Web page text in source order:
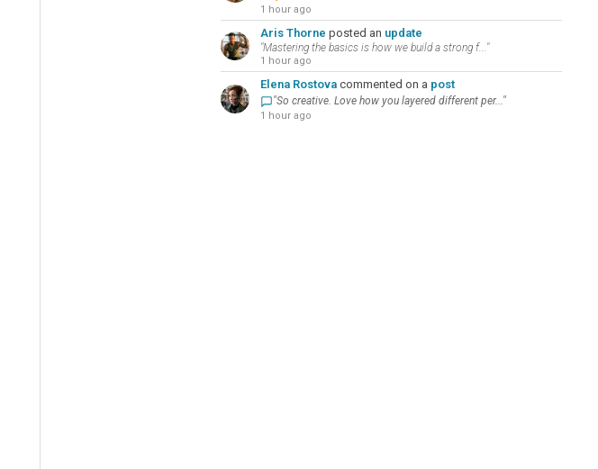
1 hour ago
Aris Thorne posted an update
"Mastering the basics is how we build a strong f..."
1 hour ago
Elena Rostovacommented on a post
"So creative. Love how you layered different per..."
1 hour ago